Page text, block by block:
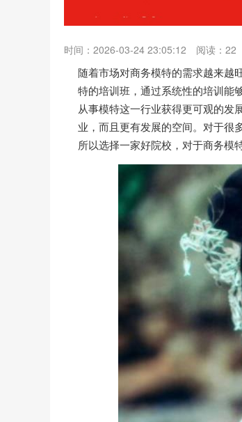
时间：2026-03-24 23:05:12 阅读： 22
随着市场对商务模特的需求越来越
特的培训班，通过系统性的培训能
从事模特这一行业获得更可观的发
业，而且更有发展的空间。对于很
所以选择一家好院校，对于商务模